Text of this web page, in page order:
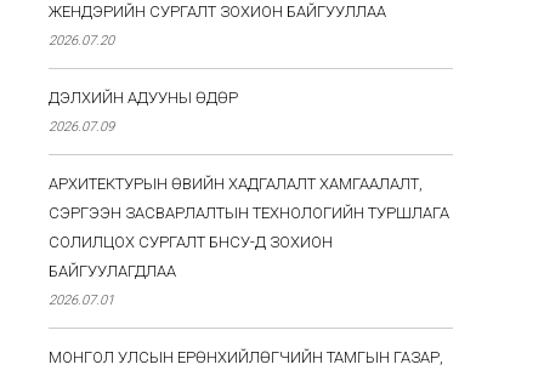
ЖЕНДЭРИЙН СУРГАЛТ ЗОХИОН БАЙГУУЛЛАА
2026.07.20
ДЭЛХИЙН АДУУНЫ ӨДӨР
2026.07.09
АРХИТЕКТУРЫН ӨВИЙН ХАДГАЛАЛТ ХАМГААЛАЛТ,
СЭРГЭЭН ЗАСВАРЛАЛТЫН ТЕХНОЛОГИЙН ТУРШЛАГА
СОЛИЛЦОХ СУРГАЛТ БНСУ-Д ЗОХИОН
БАЙГУУЛАГДЛАА
2026.07.01
МОНГОЛ УЛСЫН ЕРӨНХИЙЛӨГЧИЙН ТАМГЫН ГАЗАР,